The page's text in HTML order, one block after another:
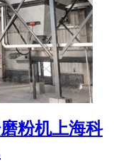
粉机上海科